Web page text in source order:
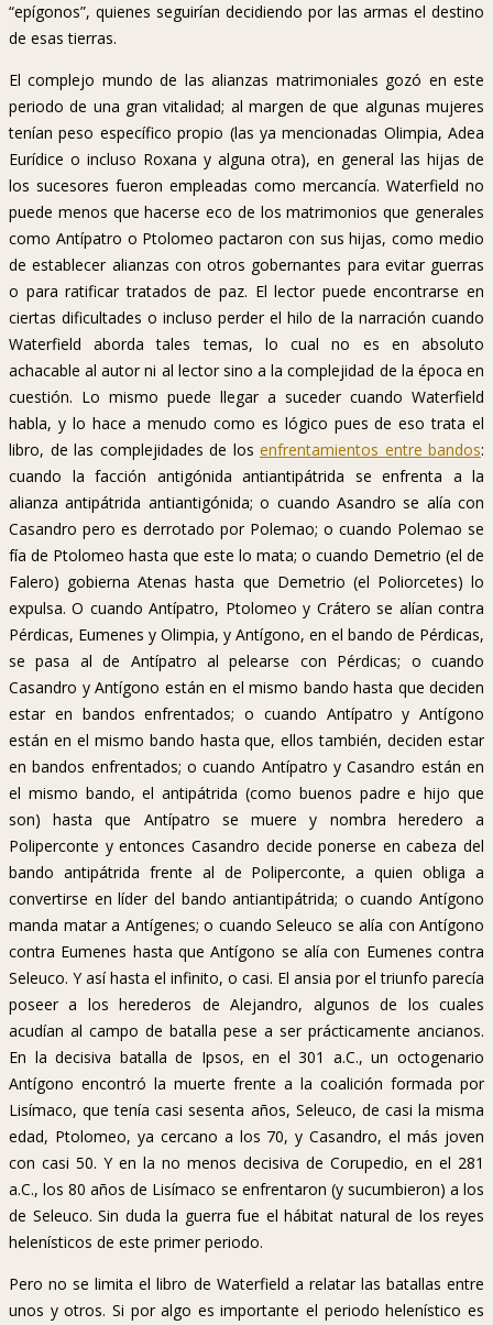
“epígonos”, quienes seguirían decidiendo por las armas el destino
de esas tierras.
El complejo mundo de las alianzas matrimoniales gozó en este
periodo de una gran vitalidad; al margen de que algunas mujeres
tenían peso específico propio (las ya mencionadas Olimpia, Adea
Eurídice o incluso Roxana y alguna otra), en general las hijas de
los sucesores fueron empleadas como mercancía. Waterfield no
puede menos que hacerse eco de los matrimonios que generales
como Antípatro o Ptolomeo pactaron con sus hijas, como medio
de establecer alianzas con otros gobernantes para evitar guerras
o para ratificar tratados de paz. El lector puede encontrarse en
ciertas dificultades o incluso perder el hilo de la narración cuando
Waterfield aborda tales temas, lo cual no es en absoluto
achacable al autor ni al lector sino a la complejidad de la época en
cuestión. Lo mismo puede llegar a suceder cuando Waterfield
habla, y lo hace a menudo como es lógico pues de eso trata el
libro, de las complejidades de los enfrentamientos entre bandos:
cuando la facción antigónida antiantipátrida se enfrenta a la
alianza antipátrida antiantigónida; o cuando Asandro se alía con
Casandro pero es derrotado por Polemao; o cuando Polemao se
fía de Ptolomeo hasta que este lo mata; o cuando Demetrio (el de
Falero) gobierna Atenas hasta que Demetrio (el Poliorcetes) lo
expulsa. O cuando Antípatro, Ptolomeo y Crátero se alían contra
Pérdicas, Eumenes y Olimpia, y Antígono, en el bando de Pérdicas,
se pasa al de Antípatro al pelearse con Pérdicas; o cuando
Casandro y Antígono están en el mismo bando hasta que deciden
estar en bandos enfrentados; o cuando Antípatro y Antígono
están en el mismo bando hasta que, ellos también, deciden estar
en bandos enfrentados; o cuando Antípatro y Casandro están en
el mismo bando, el antipátrida (como buenos padre e hijo que
son) hasta que Antípatro se muere y nombra heredero a
Poliperconte y entonces Casandro decide ponerse en cabeza del
bando antipátrida frente al de Poliperconte, a quien obliga a
convertirse en líder del bando antiantipátrida; o cuando Antígono
manda matar a Antígenes; o cuando Seleuco se alía con Antígono
contra Eumenes hasta que Antígono se alía con Eumenes contra
Seleuco. Y así hasta el infinito, o casi. El ansia por el triunfo parecía
poseer a los herederos de Alejandro, algunos de los cuales
acudían al campo de batalla pese a ser prácticamente ancianos.
En la decisiva batalla de Ipsos, en el 301 a.C., un octogenario
Antígono encontró la muerte frente a la coalición formada por
Lisímaco, que tenía casi sesenta años, Seleuco, de casi la misma
edad, Ptolomeo, ya cercano a los 70, y Casandro, el más joven
con casi 50. Y en la no menos decisiva de Corupedio, en el 281
a.C., los 80 años de Lisímaco se enfrentaron (y sucumbieron) a los
de Seleuco. Sin duda la guerra fue el hábitat natural de los reyes
helenísticos de este primer periodo.
Pero no se limita el libro de Waterfield a relatar las batallas entre
unos y otros. Si por algo es importante el periodo helenístico es